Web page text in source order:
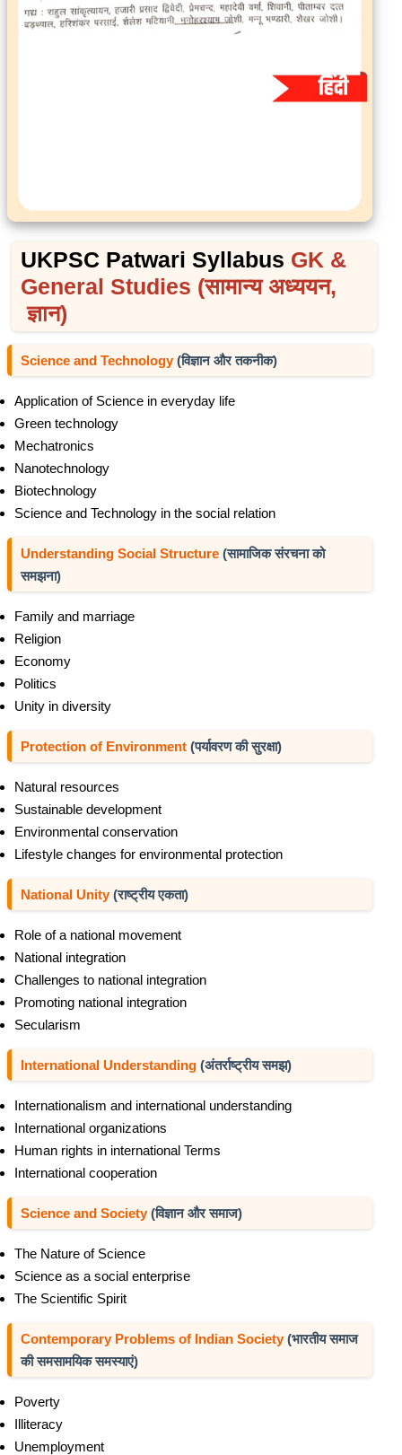
UKPSC Patwari Syllabus GK &
General Studies (सामान्य अध्ययन,
ज्ञान)
Science and Technology (विज्ञान और तकनीक)
Application of Science in everyday life
Green technology
Mechatronics
Nanotechnology
Biotechnology
Science and Technology in the social relation
Understanding Social Structure (सामाजिक संरचना को
समझना)
Family and marriage
Religion
Economy
Politics
Unity in diversity
Protection of Environment (पर्यावरण की सुरक्षा)
Natural resources
Sustainable development
Environmental conservation
Lifestyle changes for environmental protection
National Unity (राष्ट्रीय एकता)
Role of a national movement
National integration
Challenges to national integration
Promoting national integration
Secularism
International Understanding (अंतर्राष्ट्रीय समझ)
Internationalism and international understanding
International organizations
Human rights in international Terms
International cooperation
Science and Society (विज्ञान और समाज)
The Nature of Science
Science as a social enterprise
The Scientific Spirit
Contemporary Problems of Indian Society (भारतीय समाज
की समसामयिक समस्याएं)
Poverty
Illiteracy
Unemployment